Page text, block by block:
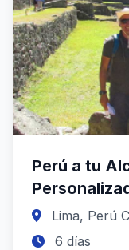
Perú a tu
Lima, Perú
6 días